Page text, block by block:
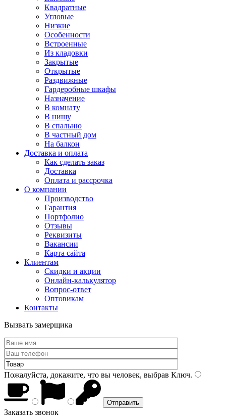
Квадратные
Угловые
Низкие
Особенности
Встроенные
Из кладовки
Закрытые
Открытые
Раздвижные
Гардеробные шкафы
Назначение
В комнату
В нишу
В спальню
В частный дом
На балкон
Доставка и оплата
Как сделать заказ
Доставка
Оплата и рассрочка
О компании
Производство
Гарантия
Портфолио
Отзывы
Реквизиты
Вакансии
Карта сайта
Клиентам
Скидки и акции
Онлайн-калькулятор
Вопрос-ответ
Оптовикам
Контакты
Вызвать замерщика
Пожалуйста, докажите, что вы человек, выбрав Ключ.
Заказать звонок